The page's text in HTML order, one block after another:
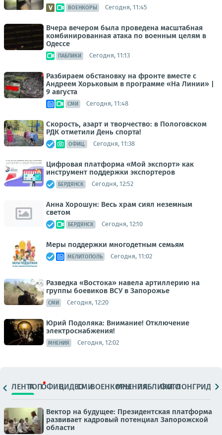
ВОЕНКОРЫ Сегодня, 11:45
Вчера вечером была проведена масштабная
комбинированная атака по военным целям в
Одессе
ПАБЛИКИ Сегодня, 11:13
Разбираем обстановку на фронте вместе с
Андреем Хорьковым в программе «На Линии» |
9 августа
СМИ Сегодня, 11:48
Скорость, азарт и творчество: в Пологовском
РДК отметили День спорта!
ОФИЦ. Сегодня, 11:38
Цифровая платформа «Мой экспорт» как
инструмент поддержки экспортеров
БЕРДЯНСК Сегодня, 12:52
Анна Хорошун: Весь храм сиял неземным
светом
БЕРДЯНСК Сегодня, 12:10
Меры поддержки многодетным семьям
МЕЛИТОПОЛЬ Сегодня, 11:02
Разведка «Востока» навела артиллерию на
группы боевиков ВСУ в Запорожье
СМИ Сегодня, 12:20
Юрий Подоляка: Внимание! Отключение
электроснабжения!
МНЕНИЯ Сегодня, 12:02
ЛЕНТАТОПОФИЦ.ВИДЕОСМИВОЕНКОРЫМНЕНИЯПАБЛИКИ
ФОТОЛОНГРИДЫ
Вектор на будущее: Президентская платформа
развивает кадровый потенциал Запорожской
области